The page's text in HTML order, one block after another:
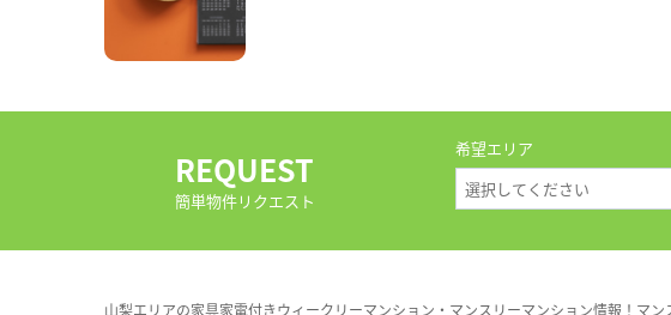
REQUEST
簡単物件リクエスト
希望エリア
山梨エリアの家具家電付きウィークリーマンション・マンスリーマンション情報！マ